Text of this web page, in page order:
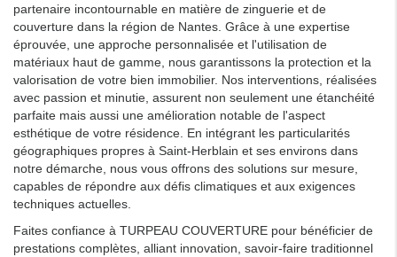
partenaire incontournable en matière de zinguerie et de
couverture dans la région de Nantes. Grâce à une expertise
éprouvée, une approche personnalisée et l'utilisation de
matériaux haut de gamme, nous garantissons la protection et la
valorisation de votre bien immobilier. Nos interventions, réalisées
avec passion et minutie, assurent non seulement une étanchéité
parfaite mais aussi une amélioration notable de l'aspect
esthétique de votre résidence. En intégrant les particularités
géographiques propres à Saint-Herblain et ses environs dans
notre démarche, nous vous offrons des solutions sur mesure,
capables de répondre aux défis climatiques et aux exigences
techniques actuelles.
Faites confiance à TURPEAU COUVERTURE pour bénéficier de
prestations complètes, alliant innovation, savoir-faire traditionnel